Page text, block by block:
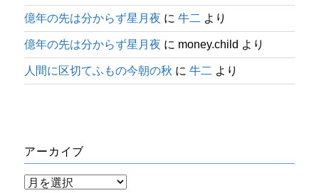
億年の先は分からず星月夜 に牛二 より
億年の先は分からず星月夜 に money.child より
人間に区切てふもの今朝の秋 に牛二 より
アーカイブ
ア